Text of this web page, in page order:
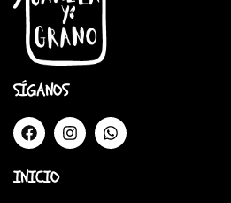
SÍGANOS
INICIO